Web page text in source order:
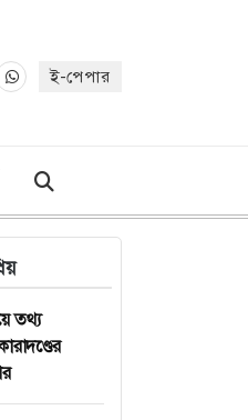
ই-পেপার
তথ্য